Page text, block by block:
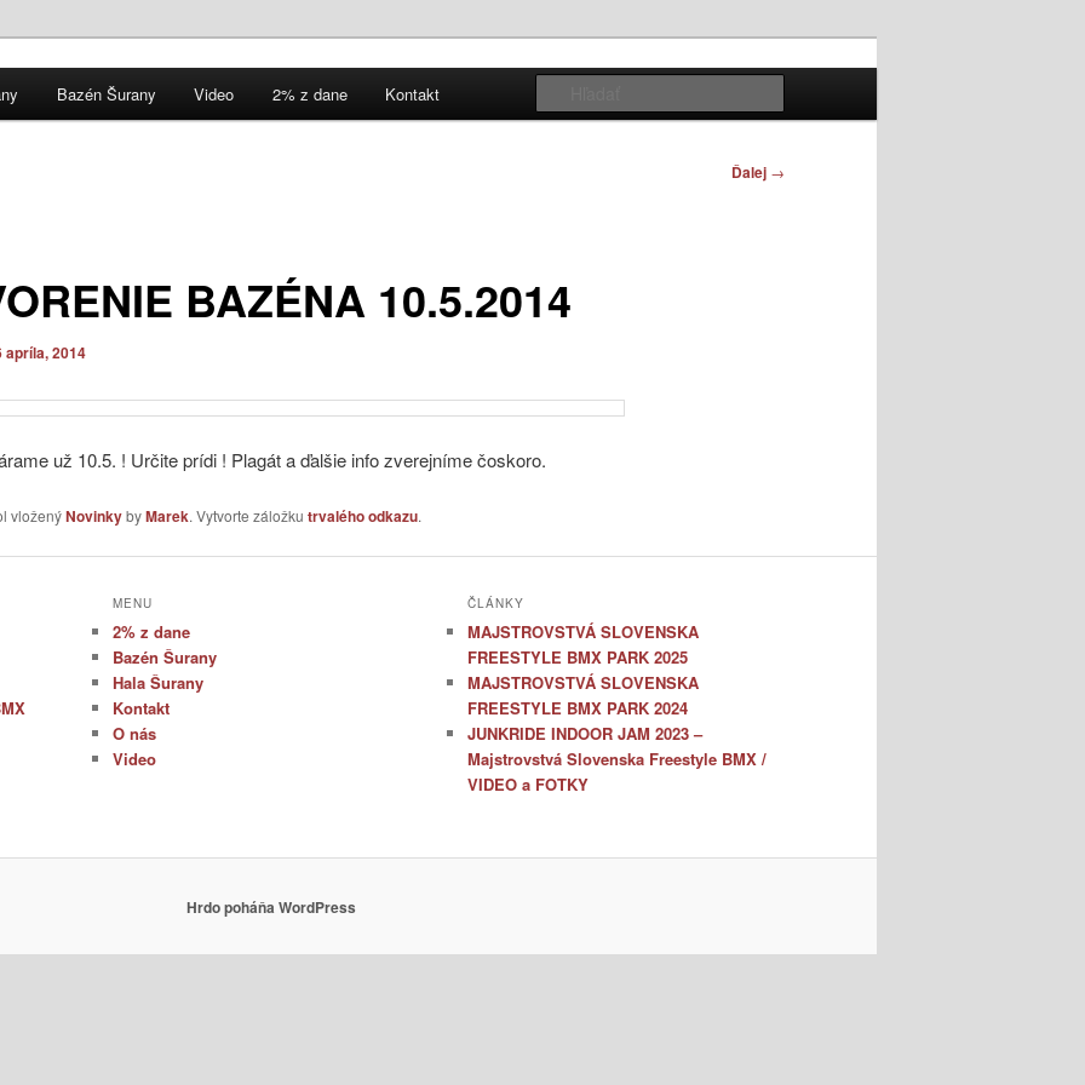
Šurianski Jazdci
občianskeho združenia Šurianski Jazdci.
Bazén Šurany Video 2% z dane Kontakt
Ďalej →
BAZÉNA 10.5.2014
apríla, 2014
už 10.5. ! Určite prídi ! Plagát a ďalšie info zverejníme čoskoro.
vloženýNovinkybyMarek. Vytvorte záložku trvalého odkazu.
MENU
2% z dane
Bazén Šurany
Hala Šurany
Kontakt
O nás
Video
ČLÁNKY
MAJSTROVSTVÁ SLOVENSKA
FREESTYLE BMX PARK 2025
MAJSTROVSTVÁ SLOVENSKA
FREESTYLE BMX PARK 2024
JUNKRIDE INDOOR JAM 2023 –
Majstrovstvá Slovenska Freestyle BMX /
VIDEO a FOTKY
Hrdo poháňa WordPress